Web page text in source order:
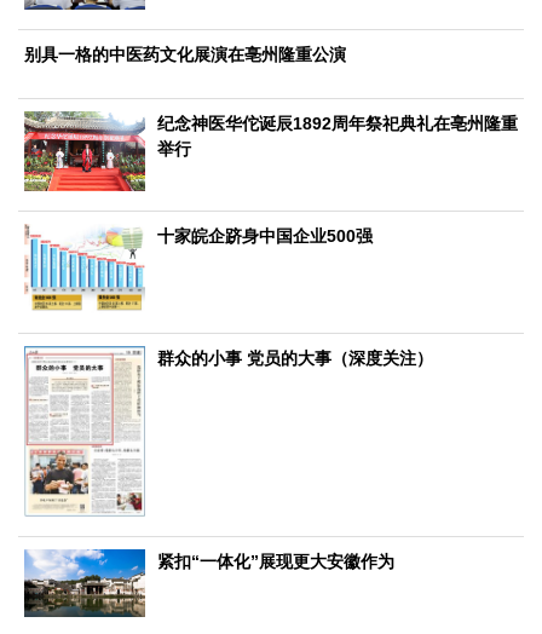
国际
中国与世界 国际视点 国际合作 他山之石
生态
生态文明 能源资源
访谈 动态
地方
赣
鲁 豫 鄂 湘 粤 桂 琼 渝 川 黔
陕
甘 青 宁
智库
智库建设 智库专家
信息
地方动态 地方强音
在线期刊
别具一格的中医药文化展演在亳州隆重公演
纪念神医华佗诞辰1892周年祭祀典礼在亳州隆重
举行
十家皖企跻身中国企业500强
群众的小事 党员的大事（深度关注）
紧扣“一体化”展现更大安徽作为